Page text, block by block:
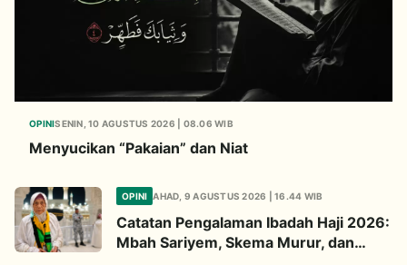
OPINISENIN, 10 AGUSTUS 2026 | 08.06 WIB
Menyucikan “Pakaian” dan Niat
OPINI AHAD, 9 AGUSTUS 2026 | 16.44 WIB
Catatan Pengalaman Ibadah Haji 2026:
Mbah Sariyem, Skema Murur, dan